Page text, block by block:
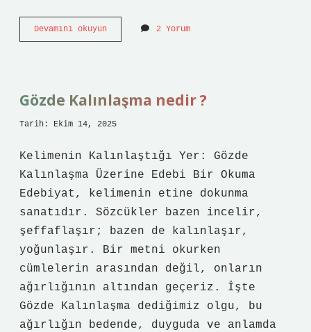
Devamını okuyunGöze
göz
?
2 Yorum
Gözde Kalınlaşma nedir ?
Tarih: Ekim 14, 2025
Kelimenin Kalınlaştığı Yer: Gözde
Kalınlaşma Üzerine Edebi Bir Okuma
Edebiyat, kelimenin etine dokunma
sanatıdır. Sözcükler bazen incelir,
şeffaflaşır; bazen de kalınlaşır,
yoğunlaşır. Bir metni okurken
cümlelerin arasından değil, onların
ağırlığının altından geçeriz. İşte
Gözde Kalınlaşma dediğimiz olgu, bu
ağırlığın bedende, duyguda ve anlamda